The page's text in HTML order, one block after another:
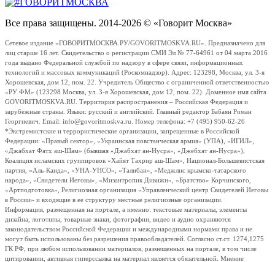
Все права защищены. 2014-2026 © «Говорит Москва»
Сетевое издание «ГОВОРИТМОСКВА.РУ/GOVORITMOSKVA.RU». Предназначено для
лиц старше 16 лет. Свидетельство о регистрации СМИ Эл № 77-64961 от 04 марта 2016
года выдано Федеральной службой по надзору в сфере связи, информационных
технологий и массовых коммуникаций (Роскомнадзор). Адрес: 123298, Москва, ул. 3-я
Хорошевская, дом 12, пом. 22. Учредитель Общество с ограниченной ответственностью
«РУ ФМ» (123298 Москва, ул. 3-я Хорошевская, дом 12, пом. 22). Доменное имя сайта
GOVORITMOSKVA.RU. Территория распространения – Российская Федерация и
зарубежные страны. Языки: русский и английский. Главный редактор Бабаян Роман
Георгиевич. Email: info@govoritmoskva.ru. Номер телефона: +7 (495) 950-62-26
*Экстремистские и террористические организации, запрещенные в Российской
Федерации: «Правый сектор», «Украинская повстанческая армия» (УПА), «ИГИЛ»,
«Джабхат Фатх аш-Шам» (бывшая «Джабхат ан-Нусра», «Джебхат ан-Нусра»),
Коалиция исламских группировок «Хайят Тахрир аш-Шам», Национал-Большевистская
партия, «Аль-Каида», «УНА-УНСО», «Талибан», «Меджлис крымско-татарского
народа», «Свидетели Иеговы», «Мизантропик Дивижн», «Братство» Корчинского,
«Артподготовка», Религиозная организация «Управленческий центр Свидетелей Иеговы
в России» и входящие в ее структуру местные религиозные организации.
Информация, размещенная на портале, а именно: текстовые материалы, элементы
дизайна, логотипы, товарные знаки, фотографии, видео и аудио охраняются
законодательством Российской Федерации и международными нормами права и не
могут быть использованы без разрешения правообладателей. Согласно ст.ст. 1274,1275
ГК РФ, при любом использовании материалов, размещенных на портале, в том числе
цитировании, активная гиперссылка на материал является обязательной. Мнение